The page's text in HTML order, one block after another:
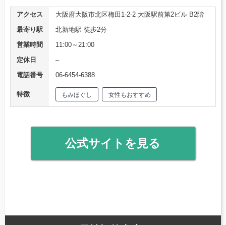
アクセス
大阪府大阪市北区梅田1-2-2 大阪駅前第2ビル B2階
最寄り駅
北新地駅 徒歩2分
営業時間
11:00～21:00
定休日
–
電話番号
06-6454-6388
特徴 もみほぐし 女性もおすすめ
公式サイトを見る